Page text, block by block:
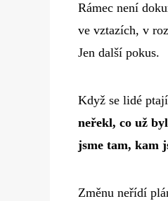
Rámec není
ve vztazích, v
Jen další pokus.
Když se lidé
neřekl, co už
jsme tam, kam
Změnu neřídí